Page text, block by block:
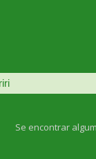
Se encontrar